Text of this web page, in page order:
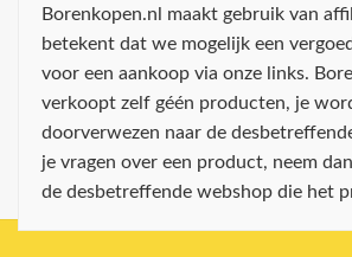
Borenkopen.nl maakt gebruik van
betekent dat we mogelijk een
voor een aankoop via onze links.
verkoopt zelf géén producten, je
doorverwezen naar de
je vragen over een product, neem
de desbetreffende webshop die het